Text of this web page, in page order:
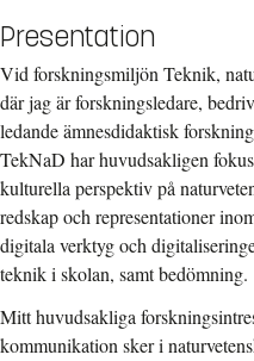
Presentation
Vid forskningsmiljön Teknik,
där jag är forskningsledare,
ledande ämnesdidaktisk
TekNaD har huvudsakligen
kulturella perspektiv på
redskap och representationer
digitala verktyg och
teknik i skolan, samt bedömning.
Mitt huvudsakliga
kommunikation sker i